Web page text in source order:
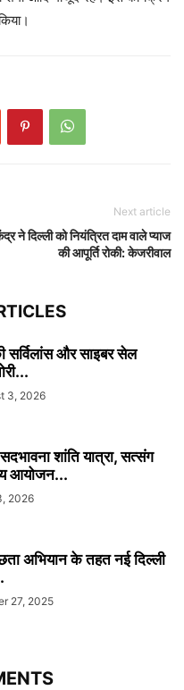
Next article
ने दिल्ली को नियंत्रित दाम वाले प्याज
की आपूर्ति रोकी: केजरीवाल
सर्विलांस और साइबर सेल
3, 2026
सदभावना शांति यात्रा, सत्संग
आयोजन...
2026
अभियान के तहत नई दिल्ली
27, 2025